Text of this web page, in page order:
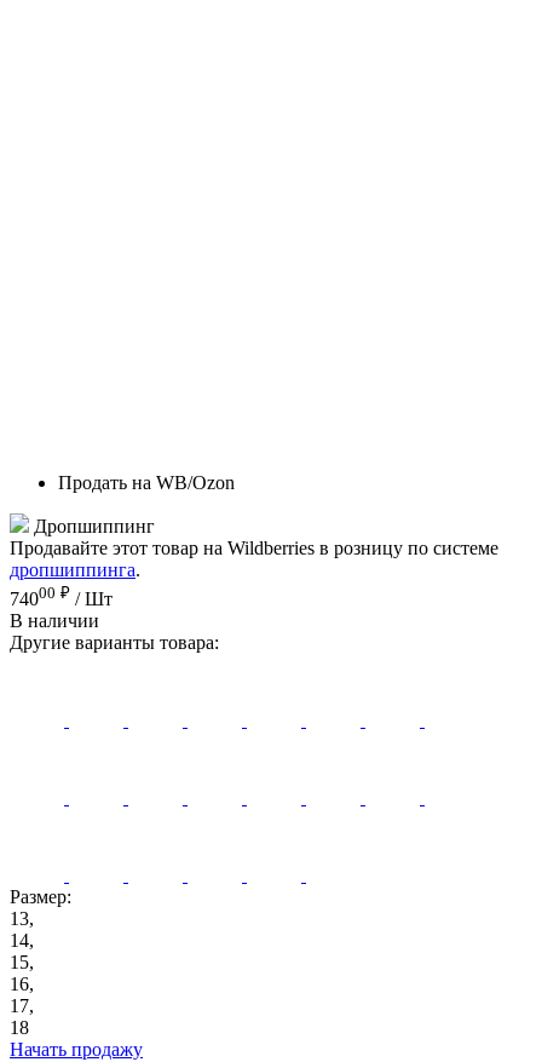
Продать на WB/Ozon
Дропшиппинг
Продавайте этот товар на Wildberries в розницу по системе
дропшиппинга.
74000 ₽ / Шт
В наличии
Другие варианты товара:
Размер:
13,
14,
15,
16,
17,
18
Начать продажу